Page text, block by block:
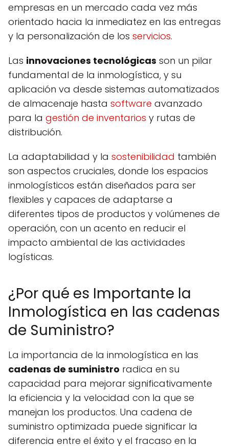
empresas en un mercado cada vez más
orientado hacia la inmediatez en las entregas
y la personalización de los servicios.
Las innovaciones tecnológicas son un pilar
fundamental de la inmologística, y su
aplicación va desde sistemas automatizados
de almacenaje hasta software avanzado
para la gestión de inventarios y rutas de
distribución.
La adaptabilidad y la sostenibilidad también
son aspectos cruciales, donde los espacios
inmologísticos están diseñados para ser
flexibles y capaces de adaptarse a
diferentes tipos de productos y volúmenes de
operación, con un acento en reducir el
impacto ambiental de las actividades
logísticas.
¿Por qué es Importante la
Inmologística en las cadenas
de Suministro?
La importancia de la inmologística en las
cadenas de suministro radica en su
capacidad para mejorar significativamente
la eficiencia y la velocidad con la que se
manejan los productos. Una cadena de
suministro optimizada puede significar la
diferencia entre el éxito y el fracaso en la